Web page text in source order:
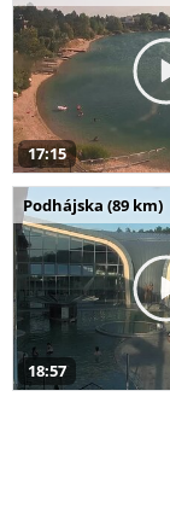
17:15
Podhájska (89 km)
18:57